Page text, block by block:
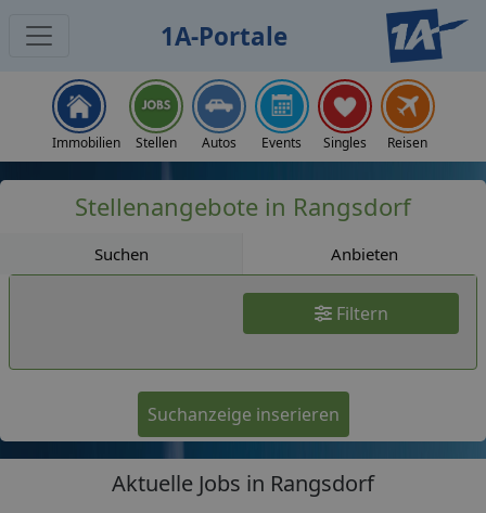
1A-Portale
Immobilien Stellen Autos Events Singles Reisen
Stellenangebote in Rangsdorf
Suchen Anbieten
Filtern
Suchanzeige inserieren
Aktuelle Jobs in Rangsdorf